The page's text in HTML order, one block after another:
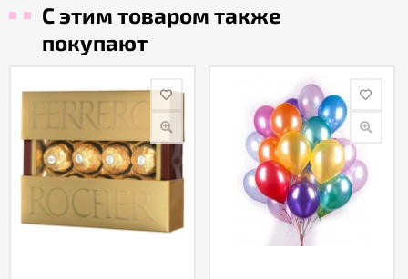
С этим товаром также
покупают